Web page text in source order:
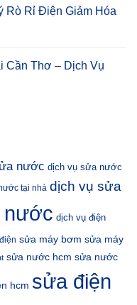
Rò Rỉ Điện Giảm Hóa
Cần Thơ – Dịch Vụ
nước dịch vụ sửa nước
tại nhà dịch vụ sửa
nước dịch vụ điện
sửa máy bơm sửa máy
sửa nước hcm sửa nước
hcm sửa điện